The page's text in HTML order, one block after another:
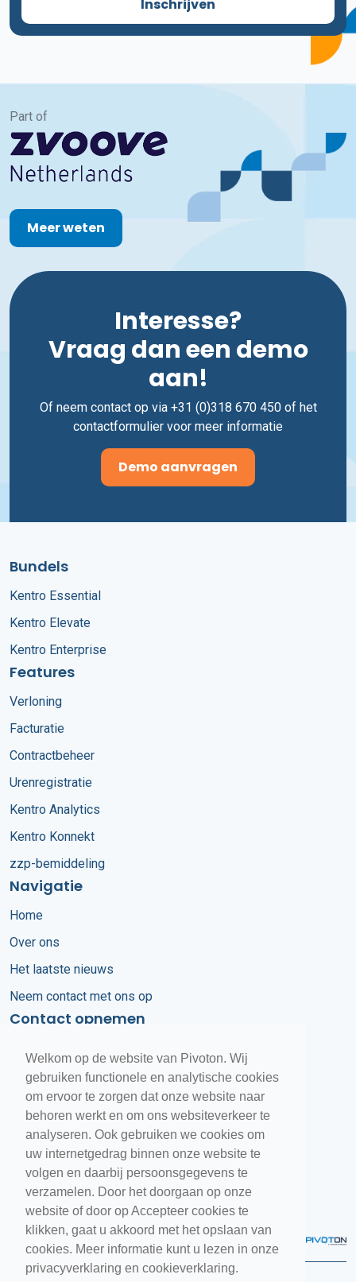
Welkom op de website van Pivoton. Wij
gebruiken functionele en analytische cookies
om ervoor te zorgen dat onze website naar
behoren werkt en om ons websiteverkeer te
analyseren. Ook gebruiken we cookies om
uw internetgedrag binnen onze website te
volgen en daarbij persoonsgegevens te
verzamelen. Door het doorgaan op onze
website of door op Accepteer cookies te
klikken, gaat u akkoord met het opslaan van
cookies. Meer informatie kunt u lezen in onze
privacyverklaring en cookieverklaring.
Inschrijven
Part of
Meer weten
Interesse?
Vraag dan een demo
aan!
Of neem contact op via +31 (0)318 670 450 of het
contactformulier voor meer informatie
Demo aanvragen
Bundels
Kentro Essential
Kentro Elevate
Kentro Enterprise
Features
Verloning
Facturatie
Contractbeheer
Urenregistratie
Kentro Analytics
Kentro Konnekt
zzp-bemiddeling
Navigatie
Home
Over ons
Het laatste nieuws
Neem contact met ons op
Contact opnemen
+31 (0)318 670 450
info@pivoton.nl
Customer Services
+31 (0)318 670 400